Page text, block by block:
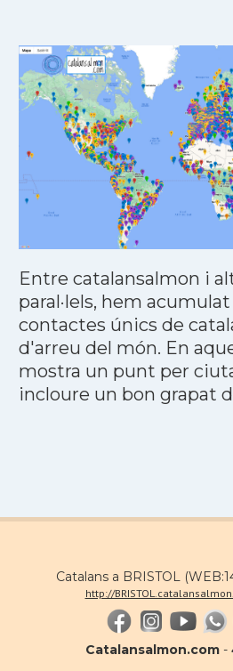
Entre catalansalmon i
paral·lels, hem
contactes únics de
d'arreu del món. En
mostra un punt per
incloure un bon grapat
Catalans a BRISTOL
http://
Catalansalmon.com -